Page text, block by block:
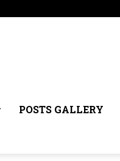
POSTS GALLERY